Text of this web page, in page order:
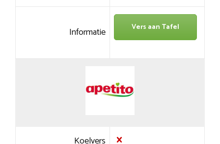
Informatie Vers aan Tafel
Koelvers